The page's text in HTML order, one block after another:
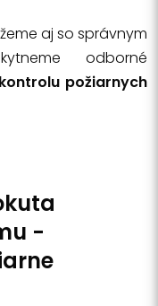
aj so správnym
odborné
kontrolu požiarnych
-